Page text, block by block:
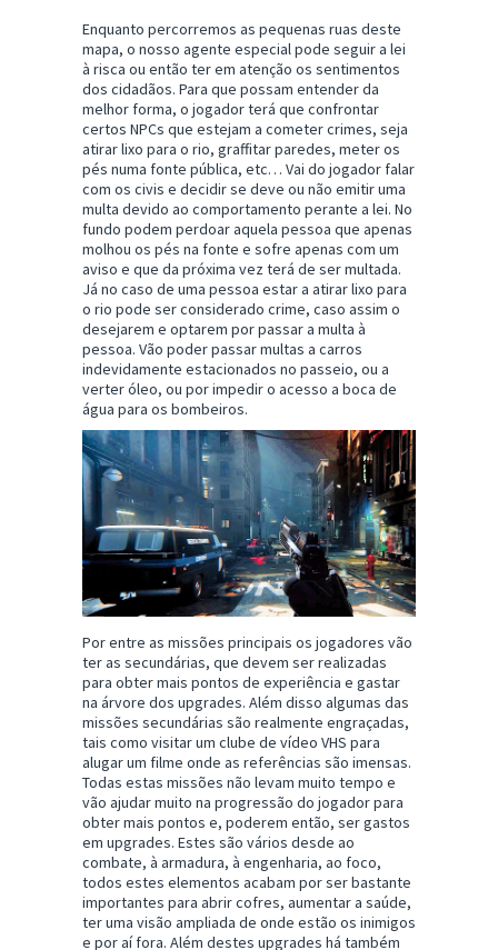
Enquanto percorremos as pequenas ruas deste
mapa, o nosso agente especial pode seguir a lei
à risca ou então ter em atenção os sentimentos
dos cidadãos. Para que possam entender da
melhor forma, o jogador terá que confrontar
certos NPCs que estejam a cometer crimes, seja
atirar lixo para o rio, graffitar paredes, meter os
pés numa fonte pública, etc… Vai do jogador falar
com os civis e decidir se deve ou não emitir uma
multa devido ao comportamento perante a lei. No
fundo podem perdoar aquela pessoa que apenas
molhou os pés na fonte e sofre apenas com um
aviso e que da próxima vez terá de ser multada.
Já no caso de uma pessoa estar a atirar lixo para
o rio pode ser considerado crime, caso assim o
desejarem e optarem por passar a multa à
pessoa. Vão poder passar multas a carros
indevidamente estacionados no passeio, ou a
verter óleo, ou por impedir o acesso a boca de
água para os bombeiros.
Por entre as missões principais os jogadores vão
ter as secundárias, que devem ser realizadas
para obter mais pontos de experiência e gastar
na árvore dos upgrades. Além disso algumas das
missões secundárias são realmente engraçadas,
tais como visitar um clube de vídeo VHS para
alugar um filme onde as referências são imensas.
Todas estas missões não levam muito tempo e
vão ajudar muito na progressão do jogador para
obter mais pontos e, poderem então, ser gastos
em upgrades. Estes são vários desde ao
combate, à armadura, à engenharia, ao foco,
todos estes elementos acabam por ser bastante
importantes para abrir cofres, aumentar a saúde,
ter uma visão ampliada de onde estão os inimigos
e por aí fora. Além destes upgrades há também